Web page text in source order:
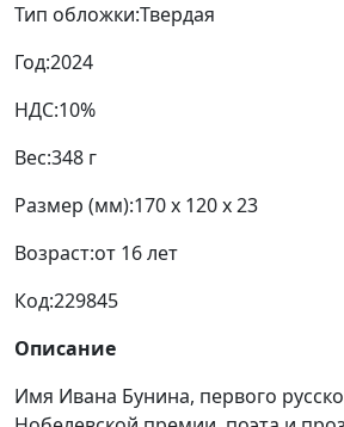
Тип обложки:Твердая
Год:2024
НДС:10%
Вес:348 г
Размер (мм):170 x 120 x 23
Возраст:от 16 лет
Код:229845
Описание
Имя Ивана Бунина, первого